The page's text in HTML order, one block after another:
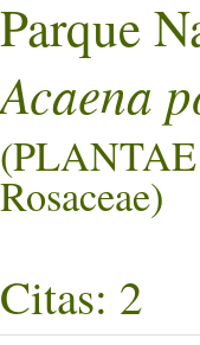
Parque
Acaena
Rosaceae)
Citas: 2